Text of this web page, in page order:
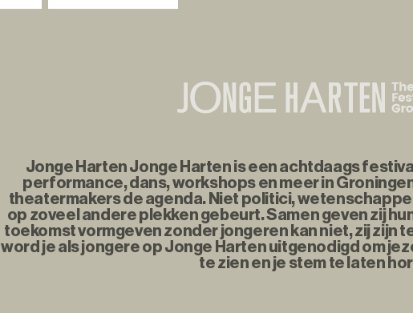
Jonge Harten Jonge Harten is een achtdaags
performance, dans, workshops en meer in
theatermakers de agenda. Niet politici,
op zoveel andere plekken gebeurt. Samen geven zij
toekomst vormgeven zonder jongeren kan niet, zij zijn
word je als jongere op Jonge Harten uitgenodigd om
te zien en je stem te laten